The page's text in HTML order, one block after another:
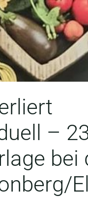
–
bei